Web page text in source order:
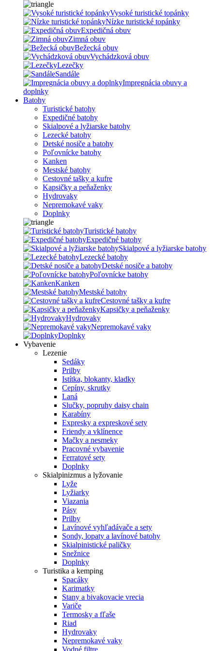
Vysoké turistické topánky
Nízke turistické topánky
Expedičná obuv
Zimná obuv
Bežecká obuv
Vychádzková obuv
Lezečky
Sandále
Impregnácia obuvy a
doplnky
Batohy
Turistické batohy
Expedičné batohy
Skialpové a lyžiarske batohy
Lezecké batohy
Detské nosiče a batohy
Poľovnícke batohy
Kanken
Mestské batohy
Cestovné tašky a kufre
Kapsičky a peňaženky
Hydrovaky
Nepremokavé vaky
Doplnky
Turistické batohy
Expedičné batohy
Skialpové a lyžiarske batohy
Lezecké batohy
Detské nosiče a batohy
Poľovnícke batohy
Kanken
Mestské batohy
Cestovné tašky a kufre
Kapsičky a peňaženky
Hydrovaky
Nepremokavé vaky
Doplnky
Vybavenie
Lezenie
Sedáky
Prilby
Istítka, blokanty, kladky
Cepíny, skrutky
Laná
Slučky, popruhy daisy chain
Karabíny
Expresky a expreskové sety
Friendy a vklínence
Mačky a nesmeky
Pracovné vybavenie
Ferratové sety
Doplnky
Skialpinizmus a lyžovanie
Lyže
Lyžiarky
Viazania
Pásy
Prilby
Lavínové vyhľadávače a sety
Sondy, lopaty a lavínové batohy
Skialpinistické paličky
Snežnice
Doplnky
Turistika a kemping
Spacáky
Karimatky
Stany a bivakovacie vrecia
Variče
Termosky a fľaše
Riad
Hydrovaky
Nepremokavé vaky
Vodné filtre